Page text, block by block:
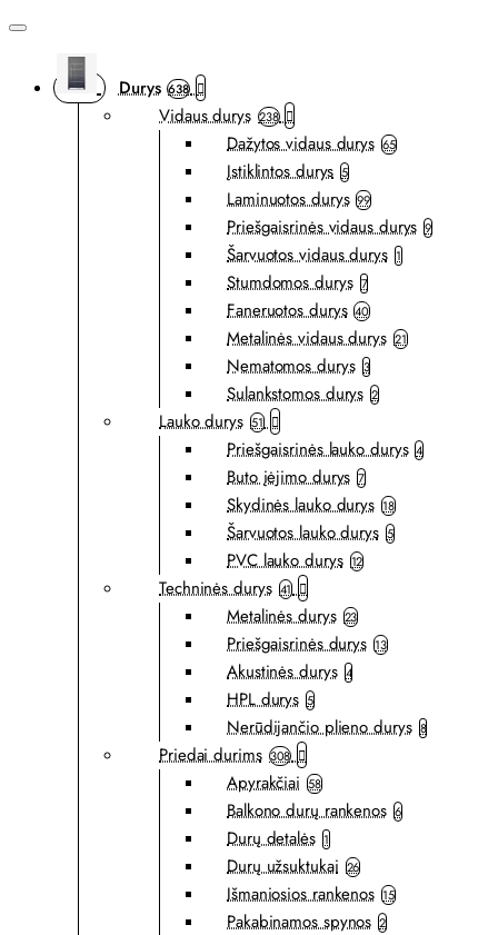
Durys 638
Vidaus durys 238
Dažytos vidaus durys 65
Įstiklintos durys 5
Laminuotos durys 99
Priešgaisrinės vidaus durys 9
Šarvuotos vidaus durys 1
Stumdomos durys 7
Faneruotos durys 40
Metalinės vidaus durys 21
Nematomos durys 3
Sulankstomos durys 2
Lauko durys 51
Priešgaisrinės lauko durys 4
Buto įėjimo durys 7
Skydinės lauko durys 18
Šarvuotos lauko durys 5
PVC lauko durys 12
Techninės durys 41
Metalinės durys 23
Priešgaisrinės durys 13
Akustinės durys 4
HPL durys 5
Nerūdijančio plieno durys 8
Priedai durims 308
Apyrakčiai 58
Balkono durų rankenos 6
Durų detalės 1
Durų užsuktukai 26
Išmaniosios rankenos 15
Pakabinamos spynos 2